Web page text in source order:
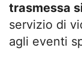
trasmessa
servizio di
agli eventi